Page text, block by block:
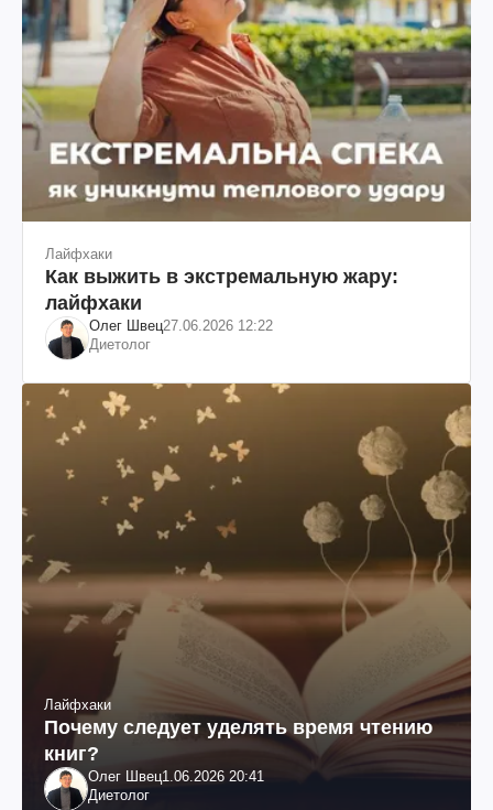
Лайфхаки
Как выжить в экстремальную жару:
лайфхаки
Олег Швец27.06.2026 12:22
Диетолог
Лайфхаки
Почему следует уделять время чтению
книг?
Олег Швец1.06.2026 20:41
Диетолог